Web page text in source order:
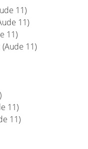
11)
11)
11)
11)
11)
11)